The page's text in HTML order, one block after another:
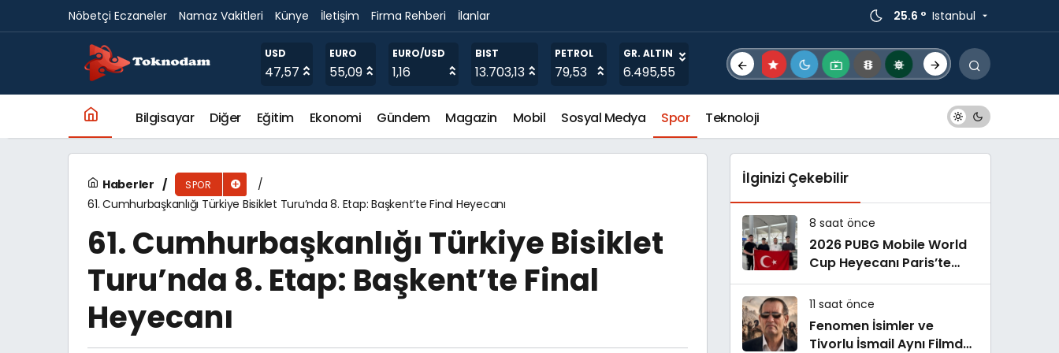
Nöbetçi Eczaneler Namaz Vakitleri Künye İletişim Firma Rehberi İlanlar 25.6 ° Istanbul
USD
47,57
EURO
55,09
EURO/USD
1,16
BIST
13.703,13
PETROL
79,53
GR. ALTIN
6.495,55
Bilgisayar Diğer Eğitim Ekonomi Gündem Magazin Mobil Sosyal Medya Spor Teknoloji
Haberler SPOR
61. Cumhurbaşkanlığı Türkiye Bisiklet Turu’nda 8. Etap: Başkent’te Final Heyecanı
61. Cumhurbaşkanlığı Türkiye Bisiklet
Turu’nda 8. Etap: Başkent’te Final
Heyecanı
İlginizi Çekebilir
8 saat önce
2026 PUBG Mobile World
Cup Heyecanı Paris’te
Başlıyor
11 saat önce
Fenomen İsimler ve
Tivorlu İsmail Aynı Filmde
Edremit’te er meydanında büyük heyecan: Başpehlivan Erkan Taş oldu